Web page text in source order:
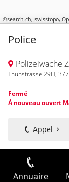
©search.ch, swisstopo,
Police
Polizeiwache
Thunstrasse 29H,
Fermé
À nouveau ouvert
Appel
Annuaire